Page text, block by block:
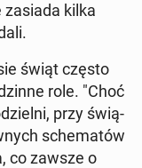
kilka
świąt często
role. "Choć
przy świą­
sche­ma­tów
co zawsze o